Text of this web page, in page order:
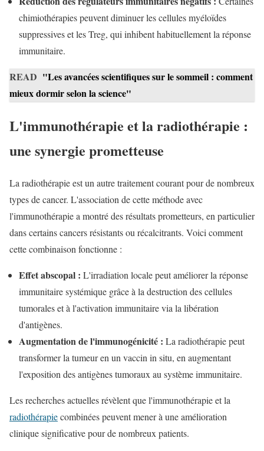
chimiothérapies peuvent diminuer les cellules myéloïdes
suppressives et les Treg, qui inhibent habituellement la réponse
immunitaire.
READ "Les avancées scientifiques sur le sommeil : comment
mieux dormir selon la science"
L'immunothérapie et la radiothérapie :
une synergie prometteuse
La radiothérapie est un autre traitement courant pour de nombreux
types de cancer. L'association de cette méthode avec
l'immunothérapie a montré des résultats prometteurs, en particulier
dans certains cancers résistants ou récalcitrants. Voici comment
cette combinaison fonctionne :
Effet abscopal : L'irradiation locale peut améliorer la réponse
immunitaire systémique grâce à la destruction des cellules
tumorales et à l'activation immunitaire via la libération
d'antigènes.
Augmentation de l'immunogénicité : La radiothérapie peut
transformer la tumeur en un vaccin in situ, en augmentant
l'exposition des antigènes tumoraux au système immunitaire.
Les recherches actuelles révèlent que l'immunothérapie et la
radiothérapiecombinées peuvent mener à une amélioration
clinique significative pour de nombreux patients.